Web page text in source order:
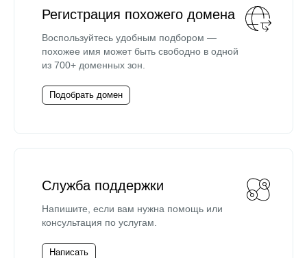
Регистрация похожего домена
Воспользуйтесь удобным подбором —
похожее имя может быть свободно в одной
из 700+ доменных зон.
Подобрать домен
Служба поддержки
Напишите, если вам нужна помощь или
консультация по услугам.
Написать